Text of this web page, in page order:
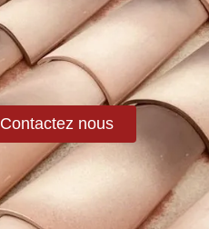
Contactez nous